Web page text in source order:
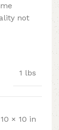
not
1 lbs
× 10 in